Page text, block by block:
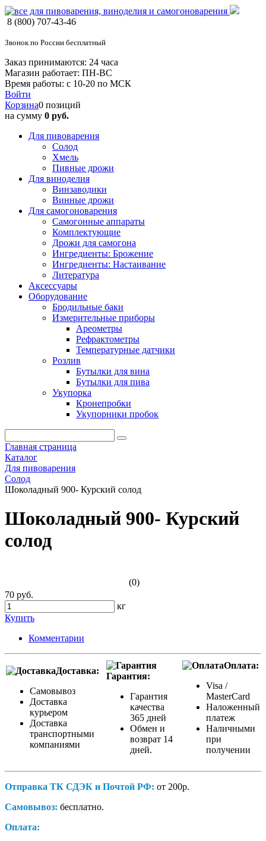
8 (800) 707-43-46
Звонок по России бесплатный
Заказ принимаются: 24 часа
Магазин работает: ПН-ВС
Время работы: с 10-20 по МСК
Войти
Корзина0 позиций
на сумму 0 руб.
Для пивоварения
Солод
Хмель
Пивные дрожи
Для виноделия
Винзаводики
Винные дрожи
Для самогоноварения
Самогонные аппараты
Комплектующие
Дрожи для самогона
Ингредиенты: Брожение
Ингредиенты: Настаивание
Литература
Аксессуары
Оборудование
Бродильные баки
Измерительные приборы
Ареометры
Рефрактометры
Температурные датчики
Розлив
Бутылки для вина
Бутылки для пива
Укупорка
Кронепробки
Укупорники пробок
Главная страница
Каталог
Для пивоварения
Солод
Шоколадный 900- Курский солод
Шоколадный 900- Курский
солод
(0)
70 руб.
кг
Купить
Комментарии
Доставка:
Самовывоз
Доставка
курьером
Доставка
транспортными
компаниями
Гарантия:
Гарантия
качества
365 дней
Обмен и
возврат 14
дней.
Оплата:
Visa /
MasterCard
Наложенный
платеж
Наличными
при
получении
Отправка ТК СДЭК и Почтой РФ: от 200р.
Самовывоз: бесплатно.
Оплата: